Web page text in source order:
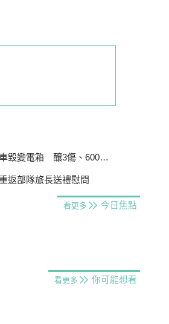
變電箱 釀3傷、600戶停電
返部隊旅長送禮慰問
看更多 今日焦點
看更多 你可能想看